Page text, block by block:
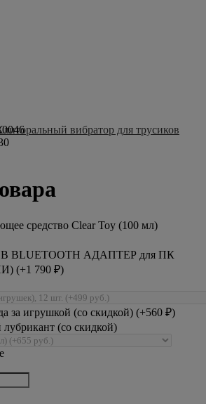
средство Clear Toy (100 мл)
BLUETOOTH АДАПТЕР для ПК
(+1 790 ₽)
за игрушкой (со скидкой) (+560 ₽)
(со скидкой)